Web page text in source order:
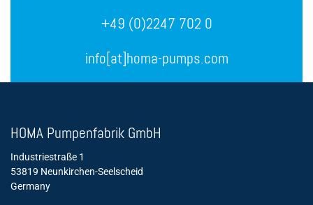
+49 (0)2247 702 0
info[at]homa-pumps.com
HOMA Pumpenfabrik GmbH
Industriestraße 1
53819 Neunkirchen-Seelscheid
Germany